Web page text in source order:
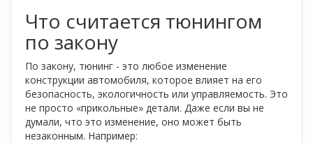
Что считается тюнингом
по закону
По закону, тюнинг - это любое изменение
конструкции автомобиля, которое влияет на его
безопасность, экологичность или управляемость. Это
не просто «прикольные» детали. Даже если вы не
думали, что это изменение, оно может быть
незаконным. Например: